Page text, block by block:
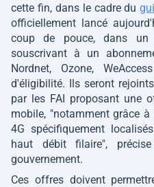
cette fin, dans le cadre du
officiellement lancé
coup de pouce, dans un
souscrivant à un
Nordnet, Ozone,
d'éligibilité. Ils seront rejoints
par les FAI proposant une
mobile, "notamment grâce
4G spécifiquement
haut débit filaire",
gouvernement.
Ces offres doivent